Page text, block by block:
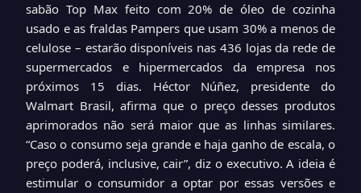
sabão Top Max feito com 20% de óleo de cozinha
usado e as fraldas Pampers que usam 30% a menos de
celulose – estarão disponíveis nas 436 lojas da rede de
supermercados e hipermercados da empresa nos
próximos 15 dias. Héctor Núñez, presidente do
Walmart Brasil, afirma que o preço desses produtos
aprimorados não será maior que as linhas similares.
“Caso o consumo seja grande e haja ganho de escala, o
preço poderá, inclusive, cair”, diz o executivo. A ideia é
estimular o consumidor a optar por essas versões e